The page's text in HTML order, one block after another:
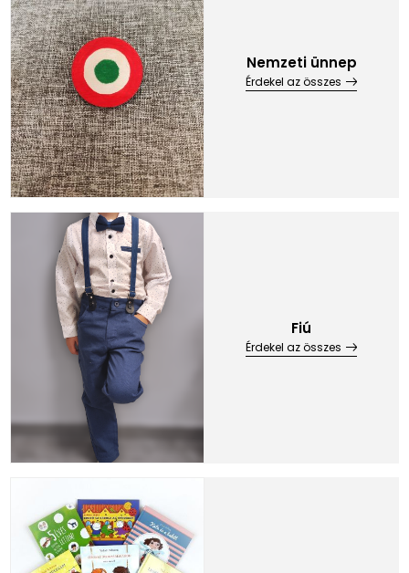
Nemzeti ünnep
Érdekel az összes
Fiú
Érdekel az összes